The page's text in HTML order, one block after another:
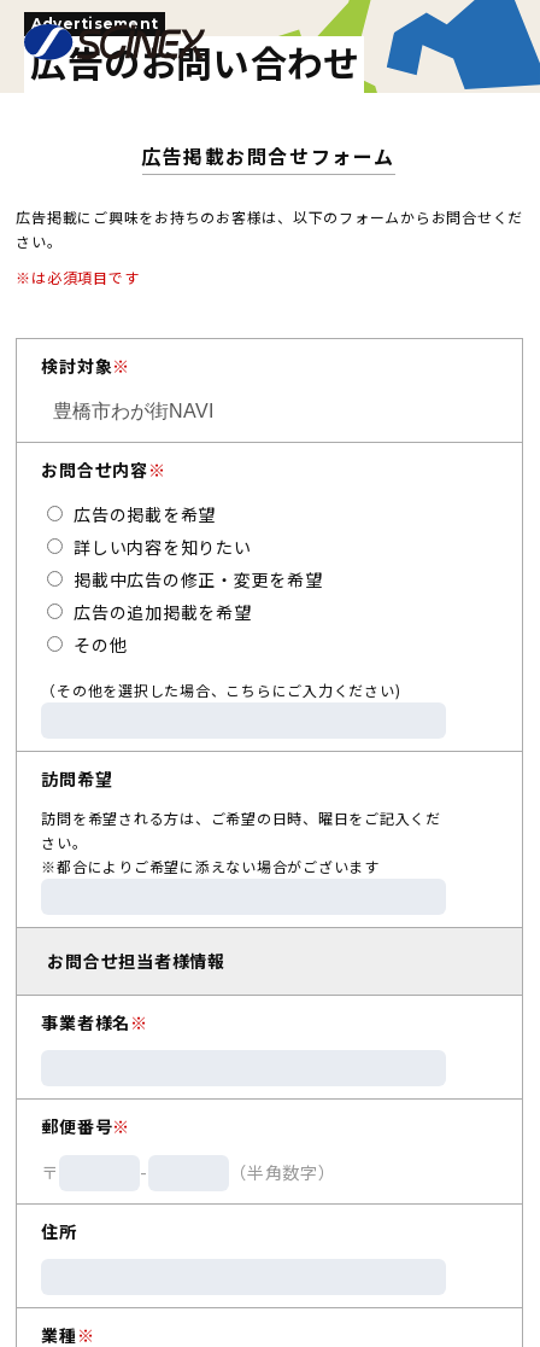
Advertisement
広告のお問い合わせ
広告掲載お問合せフォーム
広告掲載にご興味をお持ちのお客様は、以下のフォームからお問合せくだ
さい。
※は必須項目です
検討対象※
お問合せ内容※
広告の掲載を希望
詳しい内容を知りたい
掲載中広告の修正・変更を希望
広告の追加掲載を希望
その他
（その他を選択した場合、こちらにご入力ください)
訪問希望
訪問を希望される方は、ご希望の日時、曜日をご記入くだ
さい。
※都合によりご希望に添えない場合がございます
お問合せ担当者様情報
事業者様名 ※
郵便番号※
〒
- （半角数字）
住所
業種 ※